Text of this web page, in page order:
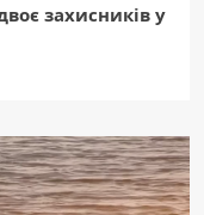
захисників у